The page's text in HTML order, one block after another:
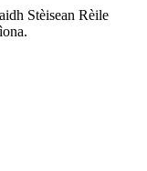
Stèisean Rèile